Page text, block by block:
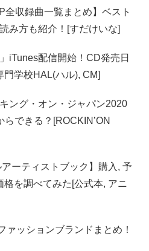
全収録曲一覧まとめ】ベスト
み方も紹介！[すだけいな]
iTunes配信開始！CD発売日
学校HAL(ハル), CM]
ング・オン・ジャパン2020
できる？[ROCKIN’ON
アーティストブック】購入, 予
を調べてみた[公式本, アニ
ァッションブランドまとめ！